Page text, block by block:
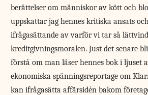
berättelser om människor av kött och
uppskattar jag hennes kritiska ansats
ifrågasättande av varför vi tar så
kreditgivningsmoralen. Just det senare
förstå om man läser hennes bok i ljuset
ekonomiska spänningsreportage om
kan ifrågasätta affärsidén bakom